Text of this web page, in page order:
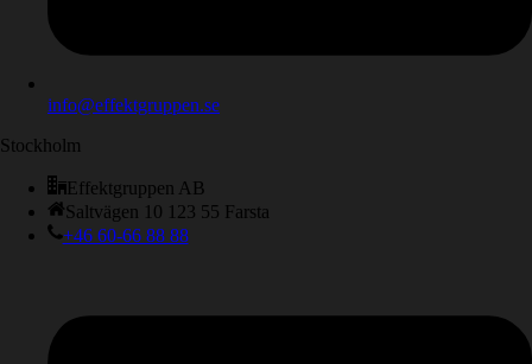
info@effektgruppen.se
Stockholm
Effektgruppen AB
Saltvägen 10 123 55 Farsta
+46 60-66 88 88